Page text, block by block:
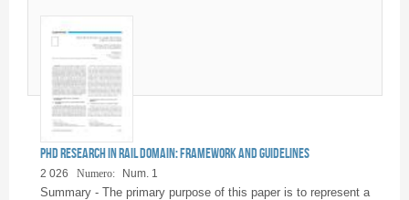
PhD research in rail domain: framework and guidelines
2 026 Numero: Num. 1
Summary - The primary purpose of this paper is to represent a
Pagine